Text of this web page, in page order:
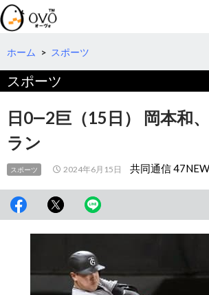
検
索
コ
テ
へ
ホーム > スポーツ
スポーツ
日0―2巨（15日） 岡本和
ラン
スポーツ 2024年6月15日 共同通信